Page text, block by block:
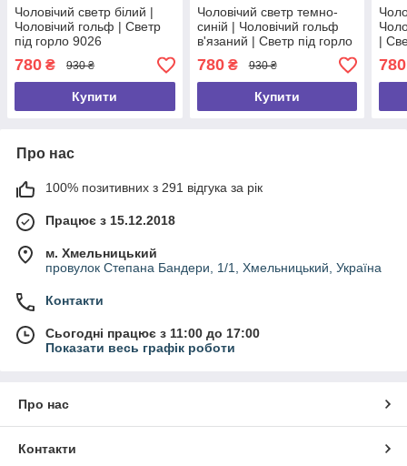
Чоловічий светр білий |
Чоловічий гольф | Светр
під горло 9026
780 ₴ 930 ₴
Купити
Чоловічий светр темно-
синій | Чоловічий гольф
в'язаний | Светр під горло
9019
780₴ 930 ₴
Купити
|
780
Про нас
100% позитивних з 291 відгука за рік
Працює з 15.12.2018
м. Хмельницький
провулок Степана Бандери, 1/1, Хмельницький, Україна
Контакти
Сьогодні працює з 11:00 до 17:00
Показати весь графік роботи
Про нас
Контакти